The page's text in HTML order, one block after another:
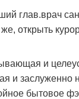
глав.врач
открыть
и
и заслуженно
бытовое